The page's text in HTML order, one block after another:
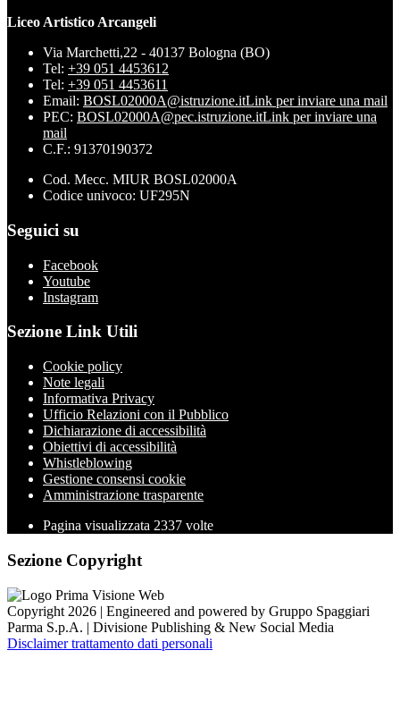
Liceo Artistico Arcangeli
Via Marchetti,22 - 40137 Bologna (BO)
Tel: +39 051 4453612
Tel: +39 051 4453611
Email: BOSL02000A@istruzione.itLink per inviare una mail
PEC: BOSL02000A@pec.istruzione.itLink per inviare una
mail
C.F.: 91370190372
Cod. Mecc. MIUR BOSL02000A
Codice univoco: UF295N
Seguici su
Facebook
Youtube
Instagram
Sezione Link Utili
Cookie policy
Note legali
Informativa Privacy
Ufficio Relazioni con il Pubblico
Dichiarazione di accessibilità
Obiettivi di accessibilità
Whistleblowing
Gestione consensi cookie
Amministrazione trasparente
Pagina visualizzata 2337 volte
Sezione Copyright
Copyright 2026 | Engineered and powered by Gruppo Spaggiari
Parma S.p.A. | Divisione Publishing & New Social Media
Disclaimer trattamento dati personali